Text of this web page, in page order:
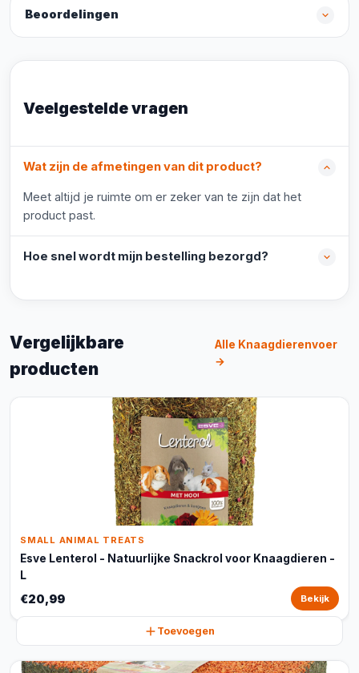
Beoordelingen
Veelgestelde vragen
Wat zijn de afmetingen van dit product?
Meet altijd je ruimte om er zeker van te zijn dat het
product past.
Hoe snel wordt mijn bestelling bezorgd?
Vergelijkbare
producten
Alle Knaagdierenvoer
→
SMALL ANIMAL TREATS
Esve Lenterol - Natuurlijke Snackrol voor Knaagdieren -
L
€20,99 Bekijk
Toevoegen